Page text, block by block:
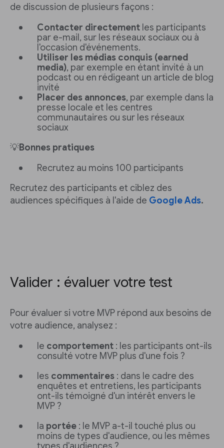
de discussion de plusieurs façons :
Contacter directement les participants
par e-mail, sur les réseaux sociaux ou à
l'occasion d'événements.
Utiliser les médias conquis (earned
media), par exemple en étant invité à un
podcast ou en rédigeant un article de blog
invité
Placer des annonces, par exemple dans la
presse locale et les centres
communautaires ou sur les réseaux
sociaux
💡Bonnes pratiques
Recrutez au moins 100 participants
Recrutez des participants et ciblez des
audiences spécifiques à l'aide de Google Ads.
Valider : évaluer votre test
Pour évaluer si votre MVP répond aux besoins de
votre audience, analysez :
le comportement : les participants ont-ils
consulté votre MVP plus d'une fois ?
les commentaires : dans le cadre des
enquêtes et entretiens, les participants
ont-ils témoigné d'un intérêt envers le
MVP ?
la portée : le MVP a-t-il touché plus ou
moins de types d'audience, ou les mêmes